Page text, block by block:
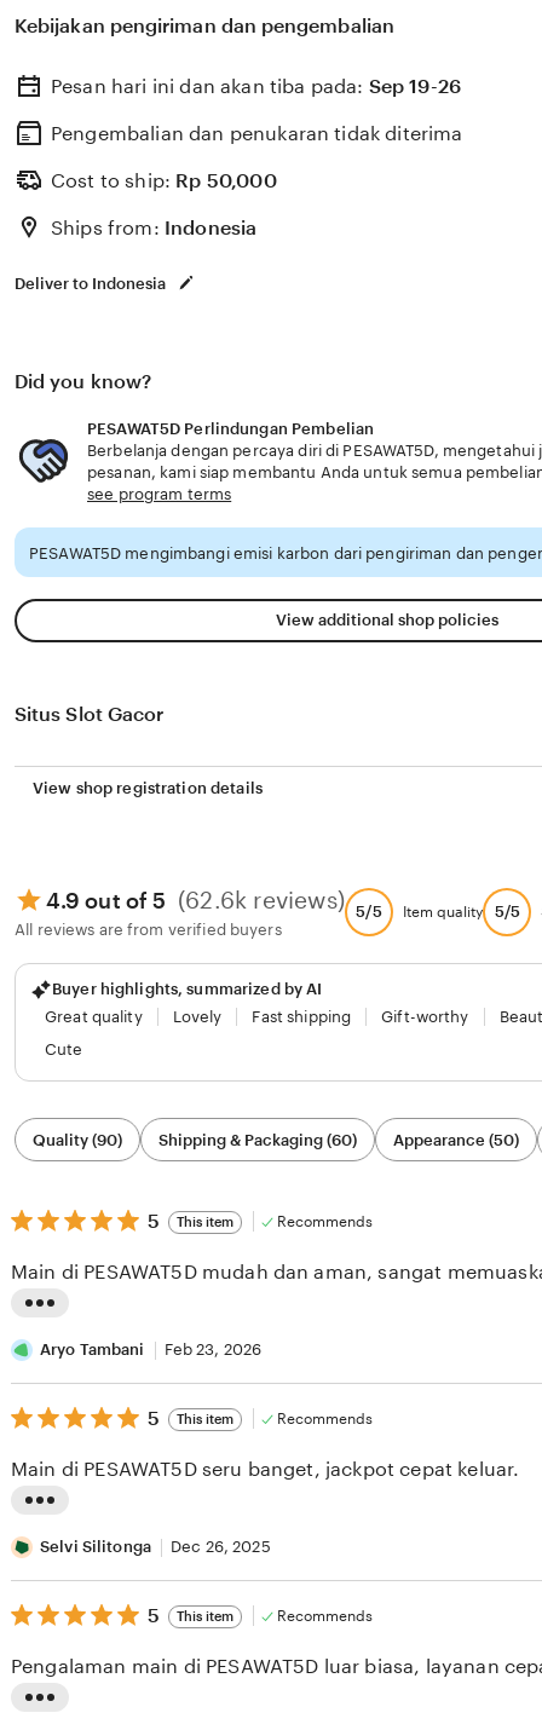
kebutuhan usia senior akses aman handal.
Kebijakan pengiriman dan pengembalian
Pesan hari ini dan akan tiba pada: Sep 19-26
Pengembalian dan penukaran tidak diterima
Cost to ship: Rp 50,000
Ships from: Indonesia
Deliver to Indonesia
Did you know?
PESAWAT5D Perlindungan Pembelian
Berbelanja dengan percaya diri di PESAWAT5D,
pesanan, kami siap membantu Anda untuk semua
see program terms
PESAWAT5D mengimbangi emisi karbon dari pengiriman dan
View additional shop policies
Situs Slot Gacor
View shop registration details
4.9 out of 5 (62.6k reviews)
All reviews are from verified buyers
5/5 Item quality 5/5
Buyer highlights, summarized by AI
Great quality
Lovely Fast shipping Gift-worthy
Cute
Filter
by
category
Quality (90) Shipping & Packaging (60) Appearance (50)
5
out
5
stars
5 This item Recommends
i
s
t
n
r
e
v
e
Main di PESAWAT5D mudah dan aman, sangat
Aryo Tambani Feb 23, 2026
5
out
5
stars
5 This item Recommends
i
s
t
n
Main di PESAWAT5D seru banget, jackpot cepat keluar.
Selvi Silitonga Dec 26, 2025
5
out
5
stars
5 This item Recommends
Pengalaman main di PESAWAT5D luar biasa, layanan